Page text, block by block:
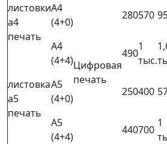
листовки
a4
печать
А4
(4+0)
Цифровая
печать
280570
А4
(4+4)
490
1
тыс.
листовка
a5
печать
А5
(4+0)
250400
А5
(4+4)
440700
1